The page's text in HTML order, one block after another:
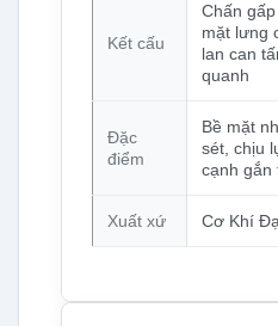
Kết cấu
Chấn gấp
mặt lưng
lan can
quanh
Đặc
điểm
Bề mặt
sét, chịu
cạnh gắn
Xuất xứ Cơ Khí